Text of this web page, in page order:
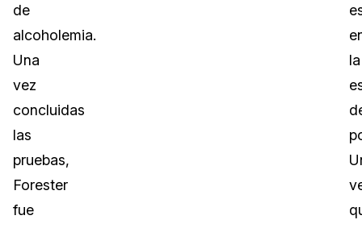
de
alcoholemia.
Una
vez
concluidas
las
pruebas,
Forester
fue
la